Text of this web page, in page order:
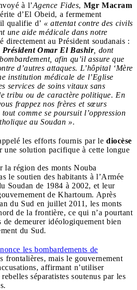
à l’Agence Fides, Mgr Macram
d’El Obeid, a fermement
qualifie d’ « attentat contre des civils
une aide médicale dans notre
directement au Président soudanais :
Président Omar El Bashir, dont
afin qu’il assure que
d’autres attaques. L’hôpital ‘Mère
institution médicale de l’Eglise
services de soins vitaux sans
tribu ou de caractère politique. En
frappez nos frères et sœurs
comme se poursuit l’oppression
au Soudan ».
les efforts fournis par le diocèse
une solution pacifique à cette longue
la région des monts Nouba
le soutien des habitants à l’Armée
Soudan de 1984 à 2002, et leur
de Khartoum. Après
du Sud en juillet 2011, les monts
de la frontière, ce qui n’a pourtant
de demeurer idéologiquement bien
du Sud.
les bombardements de
frontalières, mais le gouvernement
affirmant n’utiliser
séparatistes soutenus par les